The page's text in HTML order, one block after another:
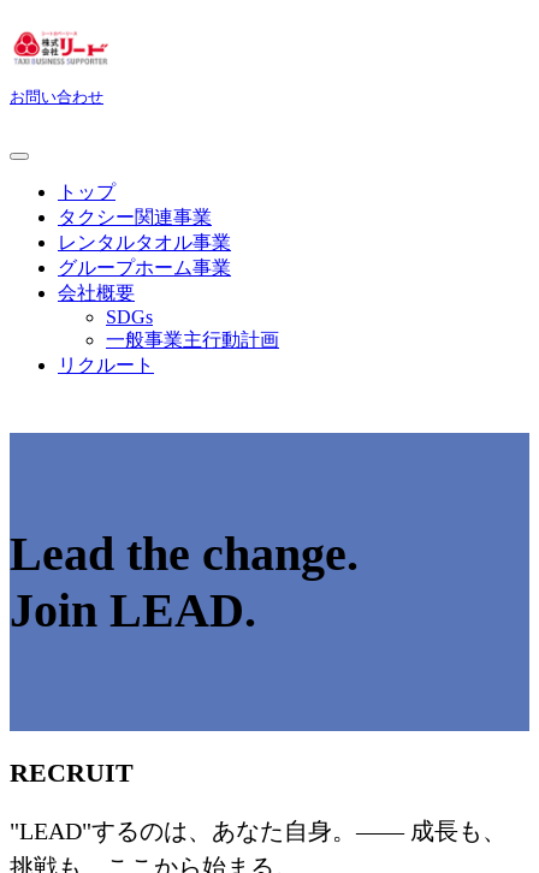
お問い合わせ
トップ
タクシー関連事業
レンタルタオル事業
グループホーム事業
会社概要
SDGs
一般事業主行動計画
リクルート
Lead the change.
Join LEAD.
RECRUIT
"LEAD"するのは、あなた自身。―― 成長も、
挑戦も、ここから始まる。